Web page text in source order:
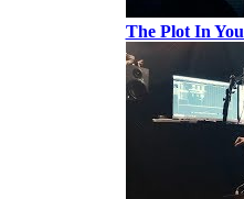
The Plot In